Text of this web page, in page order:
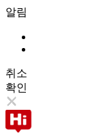
알림
취소
확인